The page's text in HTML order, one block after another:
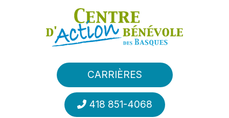
Aller au contenu principal
CARRIÈRES
418 851-4068